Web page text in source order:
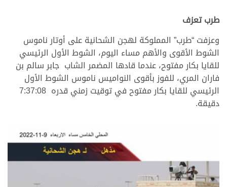
طرب تعزف
وعزفت “طرب” المملوكة لهجن الشحانية على أوتار ناموس
الشوط الأقوى والأهم مساء اليوم، الشوط الأول الرئيسي
للقايا بكار مفتوح، عندما قادها المضمر الشاب جابر سالم بن
فاران المري، للفوز بأقوى النواميس ناموس الشوط الأول
الرئيسي للقايا بكار مفتوح في توقيت زمني قدره 7:37:08
دقيقة.